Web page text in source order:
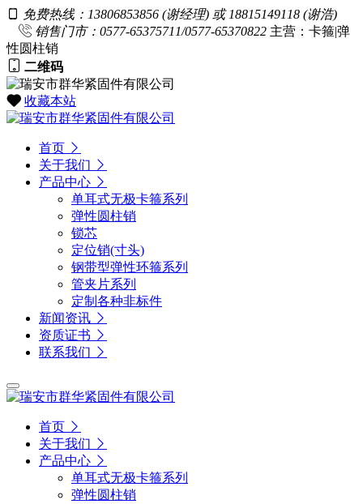
免费热线：13806853856 (谢经理) 或 18815149118 (谢浩)
销售门市：0577-65375711/0577-65370822 主营：卡箍|弹
性圆柱销
二维码
收藏本站
首页
关于我们
产品中心
单耳式无极卡箍系列
弹性圆柱销
锁芯
定位销(寸头)
钢带型弹性环箍系列
管夹片系列
定制各种非标件
新闻资讯
资质证书
联系我们
首页
关于我们
产品中心
单耳式无极卡箍系列
弹性圆柱销